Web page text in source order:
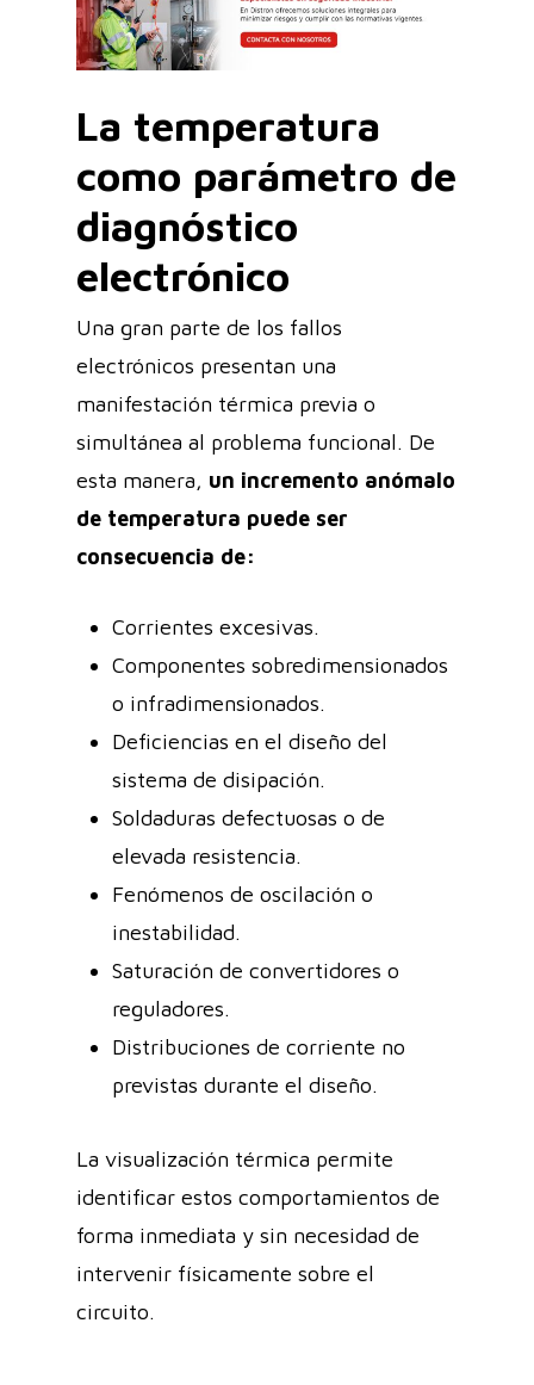
La temperatura
como parámetro de
diagnóstico
electrónico
Una gran parte de los fallos
electrónicos presentan una
manifestación térmica previa o
simultánea al problema funcional. De
esta manera, un incremento anómalo
de temperatura puede ser
consecuencia de:
Corrientes excesivas.
Componentes sobredimensionados
o infradimensionados.
Deficiencias en el diseño del
sistema de disipación.
Soldaduras defectuosas o de
elevada resistencia.
Fenómenos de oscilación o
inestabilidad.
Saturación de convertidores o
reguladores.
Distribuciones de corriente no
previstas durante el diseño.
La visualización térmica permite
identificar estos comportamientos de
forma inmediata y sin necesidad de
intervenir físicamente sobre el
circuito.